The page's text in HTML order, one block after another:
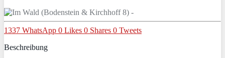
1337 WhatsApp 0 Likes 0 Shares 0 Tweets
Beschreibung